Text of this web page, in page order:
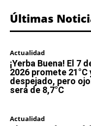
Últimas
Actualidad
¡Yerba Buena! El 7
2026 promete 21°C
despejado, pero
será de 8,7°C
Actualidad